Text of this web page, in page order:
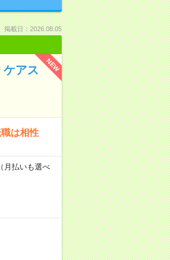
掲載日：2026.08.05
NEW
ケアス
は相性
払いも選べ